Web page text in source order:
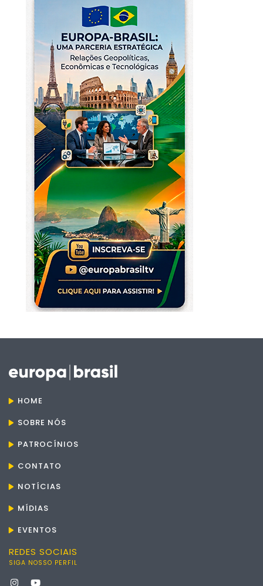
HOME
SOBRE NÓS
PATROCÍNIOS
CONTATO
NOTÍCIAS
MÍDIAS
EVENTOS
REDES SOCIAIS
SIGA NOSSO PERFIL